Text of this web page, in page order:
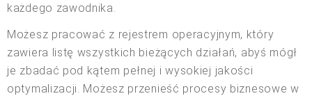
każdego zawodnika.
Możesz pracować z rejestrem operacyjnym, który
zawiera listę wszystkich bieżących działań, abyś mógł
je zbadać pod kątem pełnej i wysokiej jakości
optymalizacji. Możesz przenieść procesy biznesowe w